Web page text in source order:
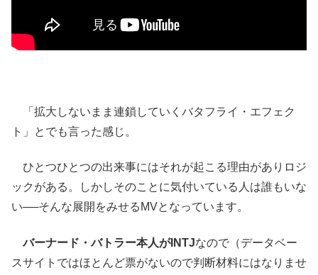
「拡大しないまま連鎖していくバタフライ・エフェク
ト」とでも言った感じ。
ひとつひとつの出来事にはそれが起こる理由がありロジ
ックがある。しかしそのことに気付いている人は誰もいな
い──そんな展開をみせるMVとなっています。
バーナード・バトラー本人がINTJなので（データベー
スサイトではほとんど票がないので判断材料にはなりませ